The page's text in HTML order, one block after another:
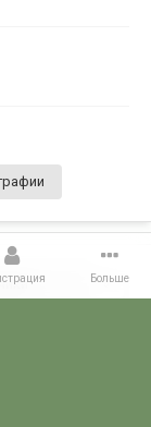
0
Больше